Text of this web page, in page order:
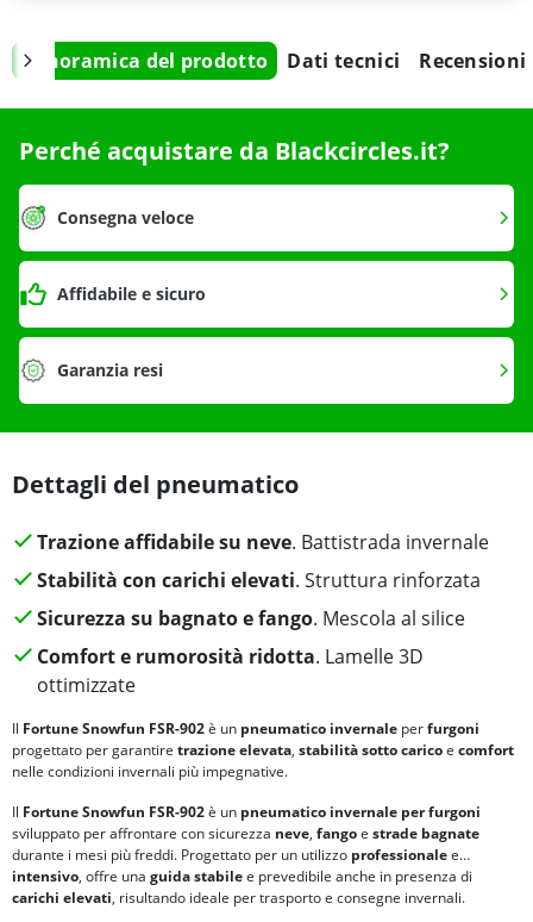
Panoramica del prodotto Dati tecnici Recensioni
Perché acquistare da Blackcircles.it?
Consegna veloce
Affidabile e sicuro
Garanzia resi
Dettagli del pneumatico
Trazione affidabile su neve. Battistrada invernale
Stabilità con carichi elevati. Struttura rinforzata
Sicurezza su bagnato e fango. Mescola al silice
Comfort e rumorosità ridotta. Lamelle 3D
ottimizzate
Il Fortune Snowfun FSR-902è un pneumatico invernale perfurgoni
progettato per garantire trazione elevata, stabilità sotto caricoe comfort
nelle condizioni invernali più impegnative.
Il Fortune Snowfun FSR-902è un pneumatico invernale per furgoni
sviluppato per affrontare con sicurezza neve, fangoe strade bagnate
durante i mesi più freddi. Progettato per un utilizzo professionalee
intensivo, offre una guida stabilee prevedibile anche in presenza di
carichi elevati, risultando ideale per trasporto e consegne invernali.